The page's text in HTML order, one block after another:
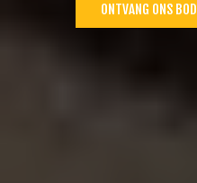
ONTVANG ONS BOD